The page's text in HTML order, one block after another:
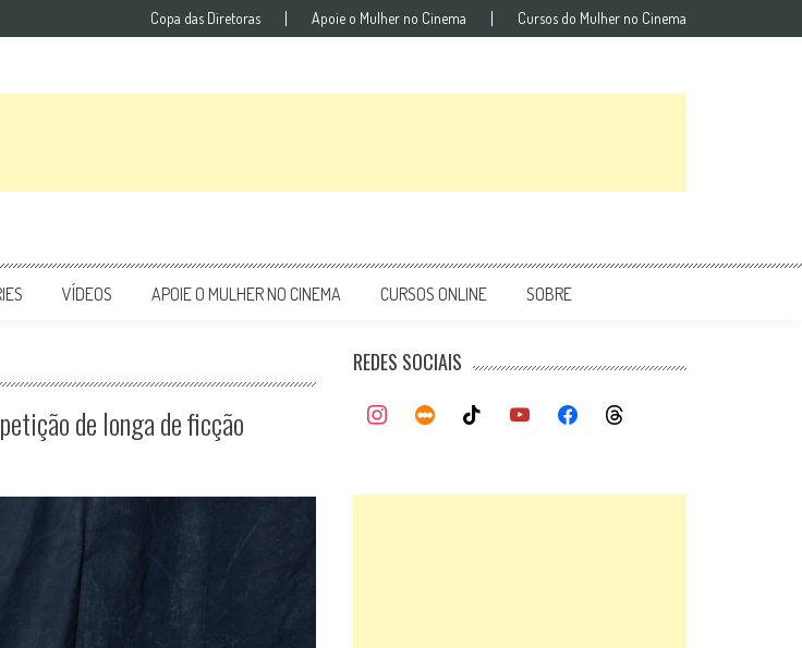
Copa das Diretoras Apoie o Mulher no Cinema Cursos do Mulher no Cinema
VÍDEOS APOIE O MULHER NO CINEMA CURSOS ONLINE SOBRE
de longa de ficção
REDES SOCIAIS